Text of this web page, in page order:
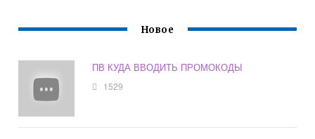
Новое
ПВ КУДА ВВОДИТЬ ПРОМОКОДЫ
1529